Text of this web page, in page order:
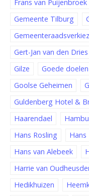
Frans van Puijenbroek
Gemeente Tilburg
Gert-Jan van den Dries
Gilze
Goede doelen
Goolse Geheimen
Guldenberg Hotel &
Haarendael
Hans Rosling
Hans
Hans van Alebeek
Harrie van
Hedikhuizen